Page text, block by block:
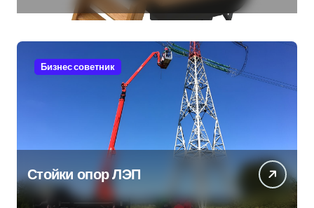
Бизнес советник
Стойки опор ЛЭП